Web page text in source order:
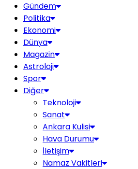
Gündem
Politika
Ekonomi
Dünya
Magazin
Astroloji
Spor
Diğer
Teknoloji
Sanat
Ankara Kulisi
Hava Durumu
İletişim
Namaz Vakitleri